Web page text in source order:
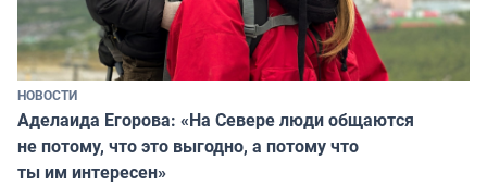
НОВОСТИ
Аделаида Егорова: «На Севере люди общаются
не потому, что это выгодно, а потому что
ты им интересен»